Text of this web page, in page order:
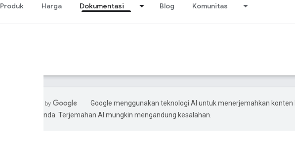
Produk Harga Dokumentasi Blog Komunitas
Google menggunakan teknologi AI untuk menerjemahkan konten
pilihan Anda. Terjemahan AI mungkin mengandung kesalahan.